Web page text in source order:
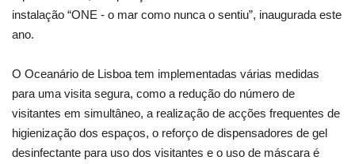
instalação “ONE - o mar como nunca o sentiu”, inaugurada este
ano.
O Oceanário de Lisboa tem implementadas várias medidas
para uma visita segura, como a redução do número de
visitantes em simultâneo, a realização de acções frequentes de
higienização dos espaços, o reforço de dispensadores de gel
desinfectante para uso dos visitantes e o uso de máscara é